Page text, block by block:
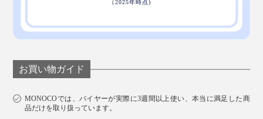
お買い物ガイド
MONOCOでは、バイヤーが実際に3週間以上使い、本当に満足した商
品だけを取り扱っています。